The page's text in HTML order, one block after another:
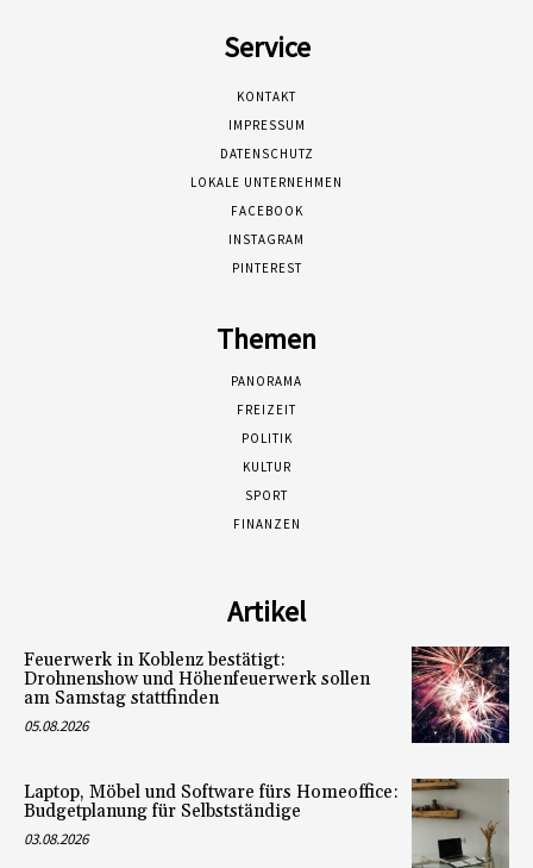
Service
KONTAKT
IMPRESSUM
DATENSCHUTZ
LOKALE UNTERNEHMEN
FACEBOOK
INSTAGRAM
PINTEREST
Themen
PANORAMA
FREIZEIT
POLITIK
KULTUR
SPORT
FINANZEN
Artikel
Feuerwerk in Koblenz bestätigt:
Drohnenshow und Höhenfeuerwerk sollen
am Samstag stattfinden
05.08.2026
Laptop, Möbel und Software fürs Homeoffice:
Budgetplanung für Selbstständige
03.08.2026